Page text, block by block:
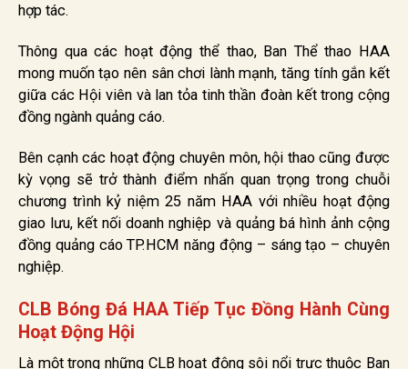
hợp tác.
Thông qua các hoạt động thể thao, Ban Thể thao HAA
mong muốn tạo nên sân chơi lành mạnh, tăng tính gắn kết
giữa các Hội viên và lan tỏa tinh thần đoàn kết trong cộng
đồng ngành quảng cáo.
Bên cạnh các hoạt động chuyên môn, hội thao cũng được
kỳ vọng sẽ trở thành điểm nhấn quan trọng trong chuỗi
chương trình kỷ niệm 25 năm HAA với nhiều hoạt động
giao lưu, kết nối doanh nghiệp và quảng bá hình ảnh cộng
đồng quảng cáo TP.HCM năng động – sáng tạo – chuyên
nghiệp.
CLB Bóng Đá HAA Tiếp Tục Đồng Hành Cùng
Hoạt Động Hội
Là một trong những CLB hoạt động sôi nổi trực thuộc Ban